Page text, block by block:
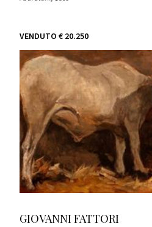
VENDUTO € 20.250
GIOVANNI FATTORI